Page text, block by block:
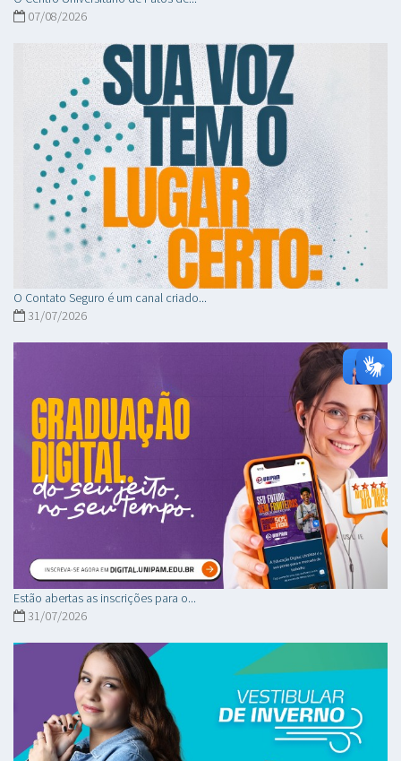
07/08/2026
O Contato Seguro é um canal criado...
31/07/2026
Estão abertas as inscrições para o...
31/07/2026